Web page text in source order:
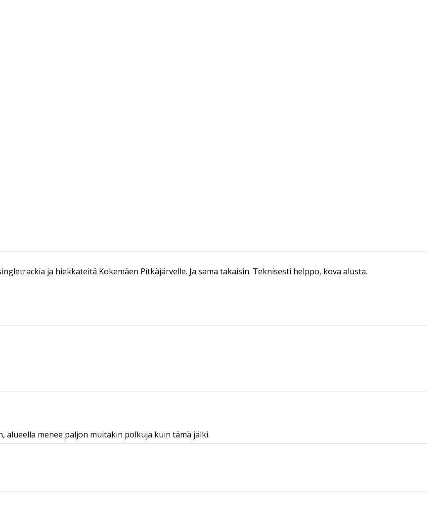
ja hiekkateitä Kokemäen Pitkäjärvelle. Ja sama takaisin. Teknisesti helppo, kova alusta.
menee paljon muitakin polkuja kuin tämä jälki.